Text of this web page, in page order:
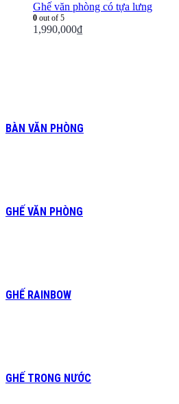
Ghế văn phòng có tựa lưng
0 out of 5
1,990,000₫
BÀN VĂN PHÒNG
GHẾ VĂN PHÒNG
GHẾ RAINBOW
GHẾ TRONG NƯỚC